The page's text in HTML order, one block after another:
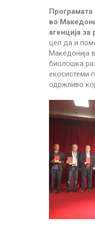
во
агенција за
цел да и
Македонија
биолошка
екосистеми
одржливо